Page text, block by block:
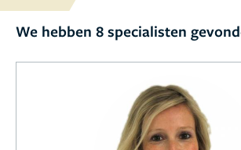
We hebben 8 specialisten